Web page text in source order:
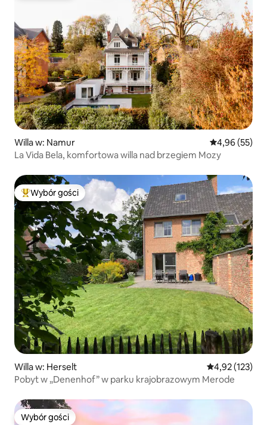
Willa w: Namur Średnia
4,96 (55)
La Vida Bela, komfortowa willa nad brzegiem Mozy
Najpopularniejsze z kategorii Wybór gości
Wybór gości
Willa w: Herselt Średnia
4,92 (123)
Pobyt w „Denenhof” w parku krajobrazowym Merode
Wybór gości
Wybór gości